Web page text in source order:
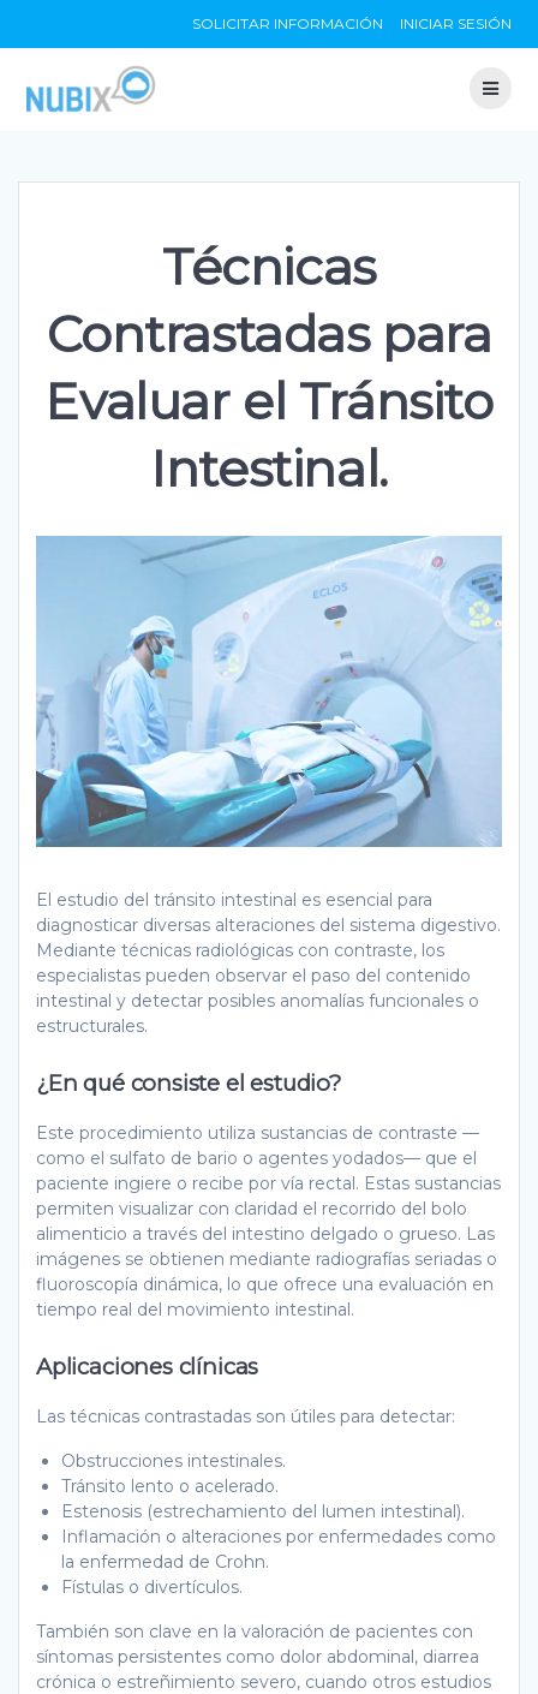
to
SOLICITAR INFORMACIÓN INICIAR SESIÓN
Técnicas
Contrastadas para
Evaluar el Tránsito
Intestinal.
El estudio del tránsito intestinal es esencial para
diagnosticar diversas alteraciones del sistema digestivo.
Mediante técnicas radiológicas con contraste, los
especialistas pueden observar el paso del contenido
intestinal y detectar posibles anomalías funcionales o
estructurales.
¿En qué consiste el estudio?
Este procedimiento utiliza sustancias de contraste —
como el sulfato de bario o agentes yodados— que el
paciente ingiere o recibe por vía rectal. Estas sustancias
permiten visualizar con claridad el recorrido del bolo
alimenticio a través del intestino delgado o grueso. Las
imágenes se obtienen mediante radiografías seriadas o
fluoroscopía dinámica, lo que ofrece una evaluación en
tiempo real del movimiento intestinal.
Aplicaciones clínicas
Las técnicas contrastadas son útiles para detectar:
Obstrucciones intestinales.
Tránsito lento o acelerado.
Estenosis (estrechamiento del lumen intestinal).
Inflamación o alteraciones por enfermedades como
la enfermedad de Crohn.
Fístulas o divertículos.
También son clave en la valoración de pacientes con
síntomas persistentes como dolor abdominal, diarrea
crónica o estreñimiento severo, cuando otros estudios